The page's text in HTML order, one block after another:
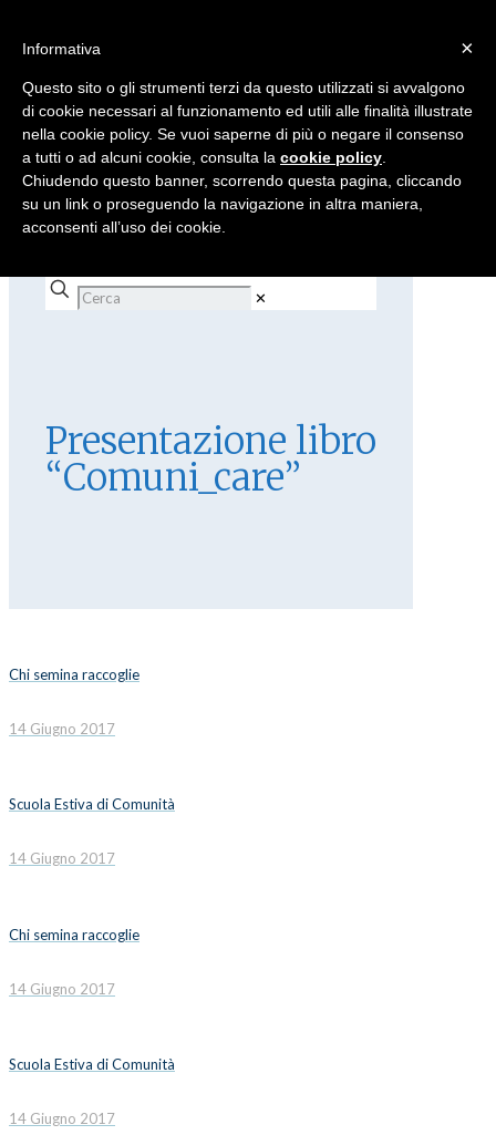
✕
Presentazione libro
“Comuni_care”
Chi semina raccoglie
14 Giugno 2017
Scuola Estiva di Comunità
14 Giugno 2017
Chi semina raccoglie
14 Giugno 2017
Scuola Estiva di Comunità
14 Giugno 2017
×
Informativa
Questo sito o gli strumenti terzi da questo utilizzati si avvalgono
di cookie necessari al funzionamento ed utili alle finalità illustrate
nella cookie policy. Se vuoi saperne di più o negare il consenso
a tutti o ad alcuni cookie, consulta la cookie policy
Chiudendo questo banner, scorrendo questa pagina, cliccando
su un link o proseguendo la navigazione in altra maniera,
acconsenti all’uso dei cookie.